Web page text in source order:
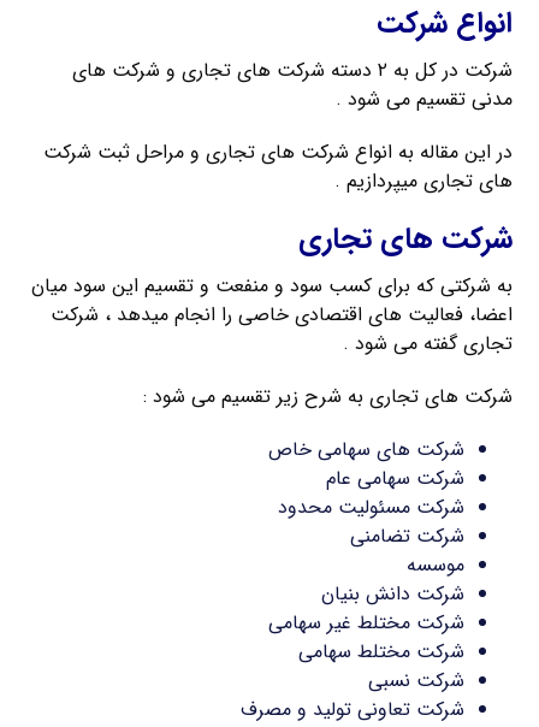
انواع شرکت
شرکت در کل به ۲ دسته شرکت های تجاری و شرکت های
مدنی تقسیم می شود .
در این مقاله به انواع شرکت های تجاری و مراحل ثبت شرکت
های تجاری میپردازیم .
شرکت های تجاری
به شرکتی که برای کسب سود و منفعت و تقسیم این سود میان
اعضا، فعالیت های اقتصادی خاصی را انجام میدهد ، شرکت
تجاری گفته می شود .
شرکت های تجاری به شرح زیر تقسیم می شود :
شرکت های سهامی خاص
شرکت سهامی عام
شرکت مسئولیت محدود
شرکت تضامنی
موسسه
شرکت دانش بنیان
شرکت مختلط غیر سهامی
شرکت مختلط سهامی
شرکت نسبی
شرکت تعاونی تولید و مصرف